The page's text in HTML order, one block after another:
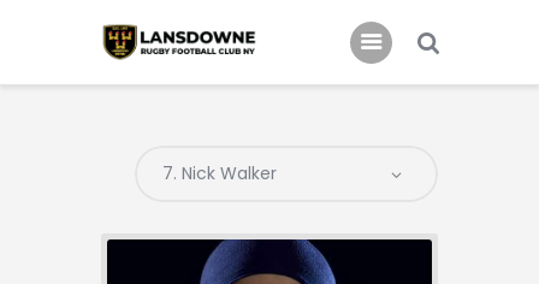
Johnny Triangles
Tournament